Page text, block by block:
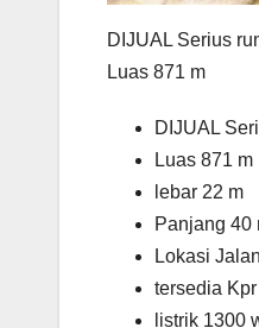
DIJUAL Serius
Luas 871 m
DIJUAL
Luas 871 m
lebar 22 m
Panjang 40
Lokasi
tersedia
listrik 1300